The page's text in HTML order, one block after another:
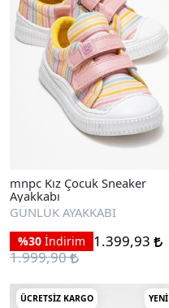
mnpc Kız Çocuk Sneaker
Ayakkabı
GÜNLÜK AYAKKABI
%30 İndirim
1.399,93
1.999,90
ÜCRETSIZ KARGO YENI